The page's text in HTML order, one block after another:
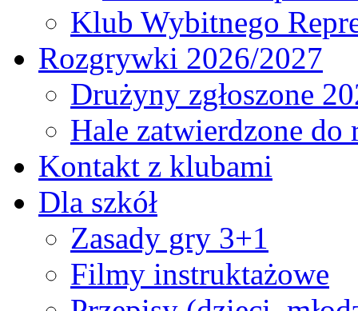
Klub Wybitnego
Rozgrywki 2026/2027
Drużyny zgłoszone
Hale zatwierdzone
Kontakt z klubami
Dla szkół
Zasady gry 3+1
Filmy instruktażowe